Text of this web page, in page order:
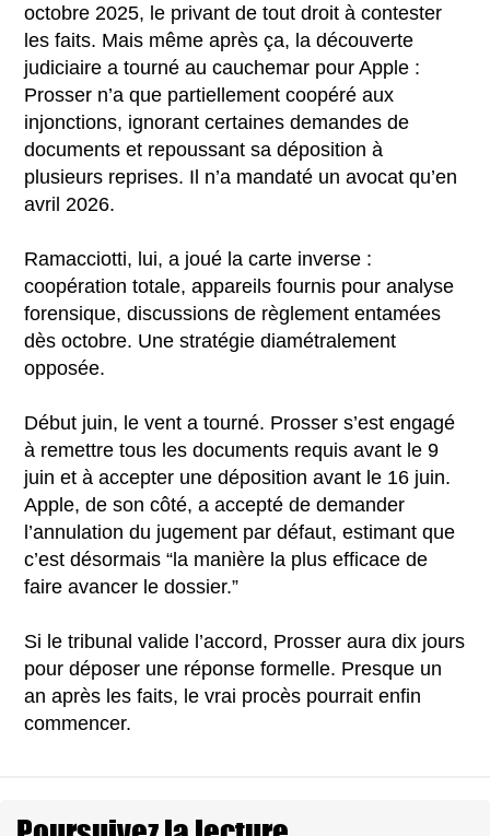
octobre 2025, le privant de tout droit à contester
les faits. Mais même après ça, la découverte
judiciaire a tourné au cauchemar pour Apple :
Prosser n’a que partiellement coopéré aux
injonctions, ignorant certaines demandes de
documents et repoussant sa déposition à
plusieurs reprises. Il n’a mandaté un avocat qu’en
avril 2026.
Ramacciotti, lui, a joué la carte inverse :
coopération totale, appareils fournis pour analyse
forensique, discussions de règlement entamées
dès octobre. Une stratégie diamétralement
opposée.
Début juin, le vent a tourné. Prosser s’est engagé
à remettre tous les documents requis avant le 9
juin et à accepter une déposition avant le 16 juin.
Apple, de son côté, a accepté de demander
l’annulation du jugement par défaut, estimant que
c’est désormais “la manière la plus efficace de
faire avancer le dossier.”
Si le tribunal valide l’accord, Prosser aura dix jours
pour déposer une réponse formelle. Presque un
an après les faits, le vrai procès pourrait enfin
commencer.